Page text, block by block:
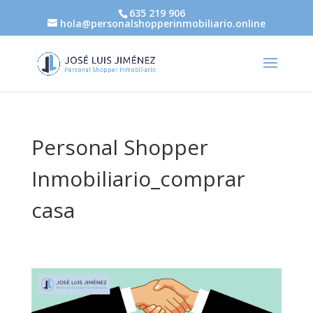
635 219 906
hola@personalshopperinmobiliario.online
Personal Shopper
Inmobiliario_comprar
casa